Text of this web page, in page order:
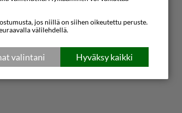
jos niillä on siihen oikeutettu peruste.
välilehdellä.
Hyväksy kaikki
valintani